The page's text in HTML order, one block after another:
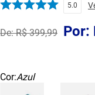
5.0
R$ 399,99
Cor:Azul